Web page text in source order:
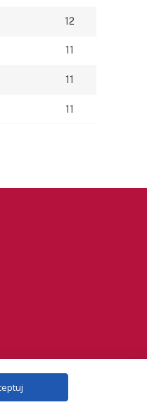
12
11
11
11